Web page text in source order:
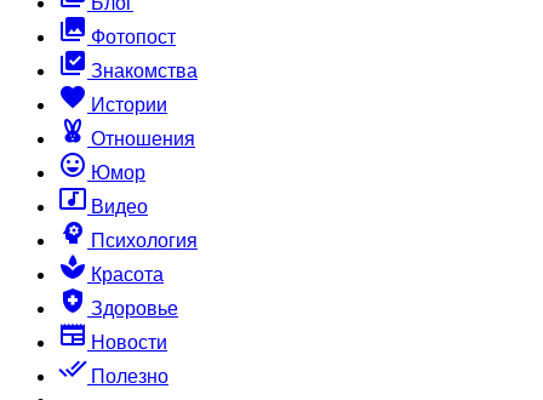
collections Фотопост
library_add_check Знакомства
favorite Истории
cruelty_free Отношения
sentiment_very_satisfied Юмор
music_video Видео
psychology Психология
spa Красота
health_and_safety Здоровье
newspaper Новости
done_all Полезно